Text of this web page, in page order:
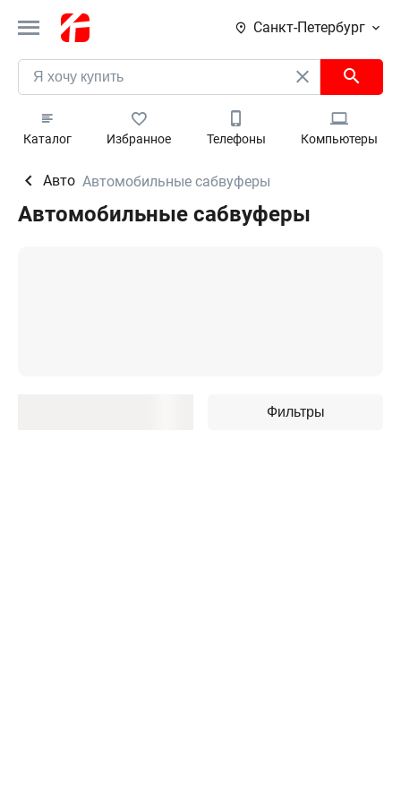
Санкт-Петербург
Каталог Избранное Телефоны Компьютеры
Авто Автомобильные сабвуферы
Автомобильные сабвуферы
Фильтры